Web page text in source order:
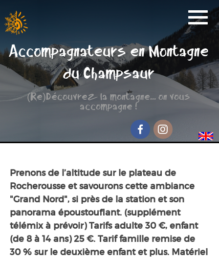
Accompagnateurs en Montagne
du Champsaur
(Re)Découvrez la montagne... on vous
accompagne !
FacebookInstagram
Activités
Réservation
Nos Partenaires
Scolaire
Groupe de randonnée
Séjour jeunesse
Contact et accès
Prenons de l’altitude sur le plateau de
Rocherousse et savourons cette ambiance
"Grand Nord", si près de la station et son
panorama époustouflant. (supplément
télémix à prévoir) Tarifs adulte 30 €, enfant
(de 8 à 14 ans) 25 €. Tarif famille remise de
30 % sur le deuxième enfant et plus. Matériel